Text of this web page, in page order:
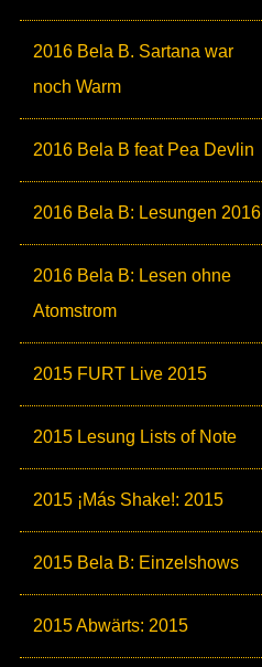
2016 Bela B. Sartana war
noch Warm
2016 Bela B feat Pea Devlin
2016 Bela B: Lesungen 2016
2016 Bela B: Lesen ohne
Atomstrom
2015 FURT Live 2015
2015 Lesung Lists of Note
2015 ¡Más Shake!: 2015
2015 Bela B: Einzelshows
2015 Abwärts: 2015